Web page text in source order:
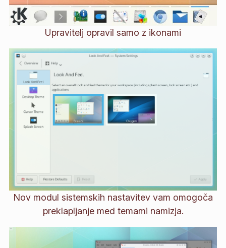
Upravitelj opravil samo z ikonami
Nov modul sistemskih nastavitev vam omogoča
preklapljanje med temami namizja.